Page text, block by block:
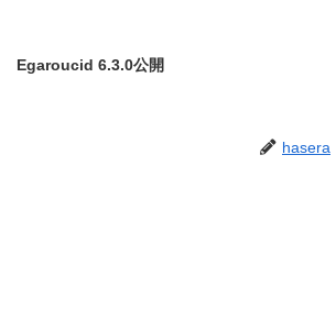
Egaroucid 6.3.0公開
hasera